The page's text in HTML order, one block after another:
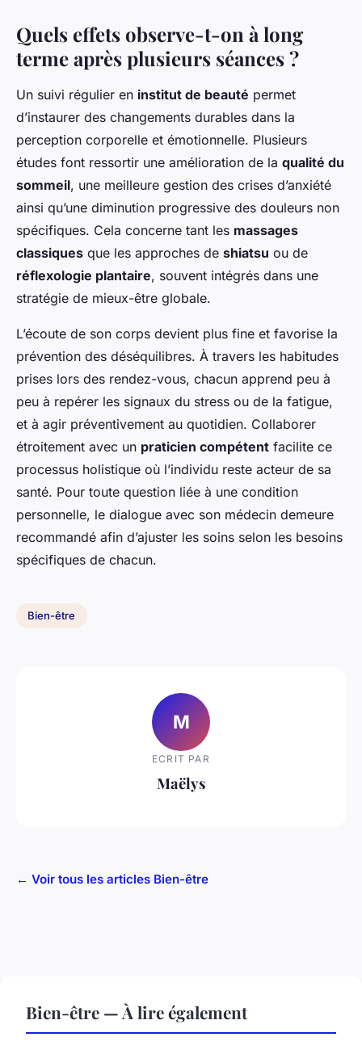
Quels effets observe-t-on à long
terme après plusieurs séances ?
Un suivi régulier en institut de beauté permet
d’instaurer des changements durables dans la
perception corporelle et émotionnelle. Plusieurs
études font ressortir une amélioration de la qualité du
sommeil, une meilleure gestion des crises d’anxiété
ainsi qu’une diminution progressive des douleurs non
spécifiques. Cela concerne tant les massages
classiques que les approches de shiatsu ou de
réflexologie plantaire, souvent intégrés dans une
stratégie de mieux-être globale.
L’écoute de son corps devient plus fine et favorise la
prévention des déséquilibres. À travers les habitudes
prises lors des rendez-vous, chacun apprend peu à
peu à repérer les signaux du stress ou de la fatigue,
et à agir préventivement au quotidien. Collaborer
étroitement avec un praticien compétent facilite ce
processus holistique où l’individu reste acteur de sa
santé. Pour toute question liée à une condition
personnelle, le dialogue avec son médecin demeure
recommandé afin d’ajuster les soins selon les besoins
spécifiques de chacun.
Bien-être
M
ECRIT PAR
Maëlys
← Voir tous les articles Bien-être
Bien-être — À lire également